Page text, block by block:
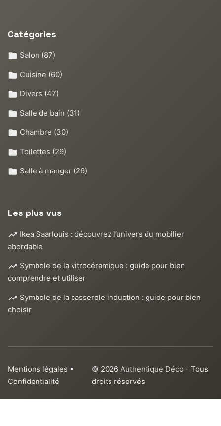
Catégories
Salon (87)
Cuisine (60)
Divers (47)
Salle de bain (31)
Chambre (30)
Toilettes (29)
Salle à manger (26)
Les plus vus
Ikea Saarlouis : découvrez l’univers du mobilier
abordable
Symbole de la vitrocéramique : guide pour bien
comprendre et utiliser
Symbole de la casserole induction : guide pour bien
choisir
Mentions légales •
Confidentialité
© 2026Authentique Déco - Tous
droits réservés